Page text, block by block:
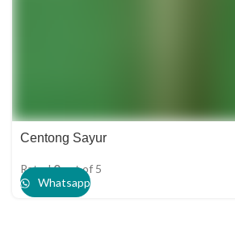
Centong Sayur
Rated0out of 5
Whatsapp